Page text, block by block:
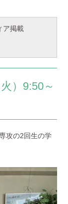
ア掲載
）9:50～
攻の2回生の学